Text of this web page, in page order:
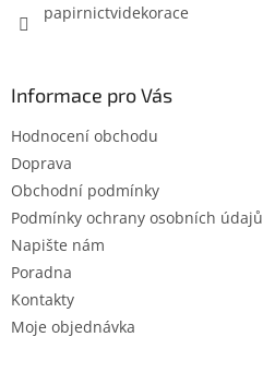
papirnictvidekorace
Informace pro Vás
Hodnocení obchodu
Doprava
Obchodní podmínky
Podmínky ochrany osobních údajů
Napište nám
Poradna
Kontakty
Moje objednávka